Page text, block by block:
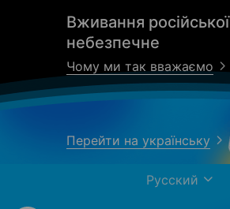
Вживання російської
небезпечне
Чому ми так вважаємо
Перейти на українську
Русский